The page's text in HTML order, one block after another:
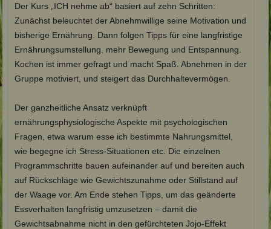
Der Kurs „ICH nehme ab“ basiert auf zehn Schritten:
Zunächst beleuchtet der Abnehmwillige seine Motivation und
bisherige Ernährung. Dann folgen Tipps für eine langfristige
Ernährungsumstellung, mehr Bewegung und Entspannung.
Kochen ist immer gefragt und macht Spaß. Abnehmen in der
Gruppe motiviert, und steigert das Durchhaltevermögen.
Der ganzheitliche Ansatz verknüpft
ernährungsphysiologische Aspekte mit psychologischen
Fragen, etwa warum esse ich bestimmte Nahrungsmittel,
wie begegne ich Stress-Situationen etc. Die einzelnen
Programmschritte bauen aufeinander auf und bereiten auch
auf Rückschläge wie Gewichtszunahme oder Stillstand auf
der Waage vor. Am Ende stehen Tipps, um das geänderte
Essverhalten langfristig umzusetzen – damit die
Gewichtsabnahme nicht in den gefürchteten Jojo-Effekt